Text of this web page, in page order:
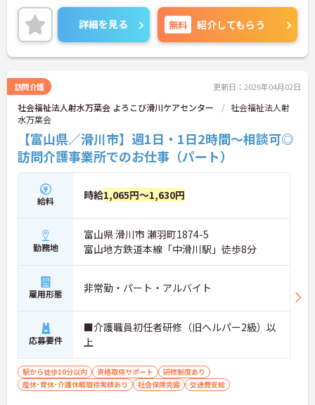
に取り組める環境です。在宅系から入居系まで幅広
いサービスを提供しているため、様々な経験を通じ
て介護のプロフェッショナルとしてスキルアップが
期待できます。また、日々の頑張りやチームへの貢
献を評価する特別報酬制度により、やりがいを持っ
フレッシュ休暇など、ライフステージの変化に合わ
せた柔軟な働き方が可能なため、無理なく長期的な
キャリアを築ける環境が整っています。
★おすすめPOINT★
【多職種連携で相談しやすく、協力して働ける環境
です】
・職種を超えて連携し合う体制が整っているため、
一人で抱え込まず安心して業務に取り組めます。
・周囲とサポートし合いながらお客様の生活を支え
る仕組みで、負担を軽減しながらケアに集中できま
【多彩な経験を積み、専門性やキャリアを高められ
おり、様々な現場での経験を通じてスキルアップが
期待できます。
・マネジメントへの挑戦など多彩なキャリアパスが
用意されているため、ご自身の目標に合わせて成長
していける環境です。
【頑張りが収入に直結し、モチベーションを高めら
れます】
・施設運営への貢献やチームワークを評価する独自
詳細を見る 無料 紹介してもらう
訪問介護 更新日：2026年04月02日
社会福祉法人射水万葉会 よろこび滑川ケアセンター
社会福祉法人射
水万葉会
【富山県／滑川市】週1日・1日2時間～相談可◎
訪問介護事業所でのお仕事（パート）
給料 時給1,065円～1,630円
勤務地
富山県 滑川市 瀬羽町1874-5
富山地方鉄道本線「中滑川駅」徒歩8分
雇用形態 非常勤・パート・アルバイト
応募要件
■介護職員初任者研修（旧ヘルパー2級）以
上
駅から徒歩10分以内 資格取得サポート
研修制度あり
産休･育休･介護休暇取得実績あり
社会保険完備 交通費支給